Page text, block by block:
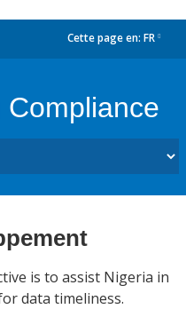
Cette page en: FR
is to assist Nigeria in
data timeliness.